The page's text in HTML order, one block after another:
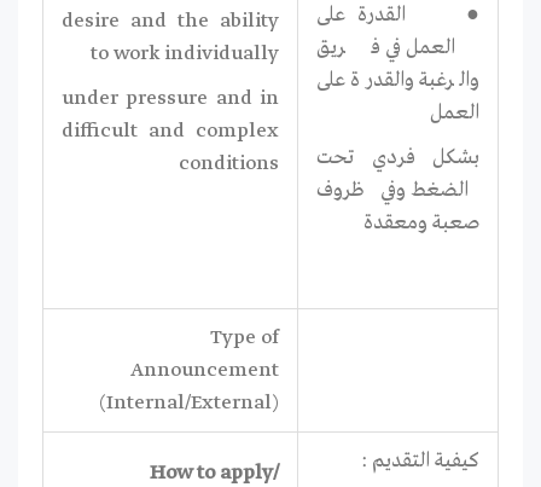
● القدرة على
العمل في فریق
والرغبة والقدرة على
العمل
بشكل فردي تحت
الضغط وفي ظروف
صعبة ومعقدة
desire and the ability
to work individually
under pressure and in
difficult and complex
conditions
Type of
Announcement
(Internal/External)
كيفية التقديم :
How to apply/